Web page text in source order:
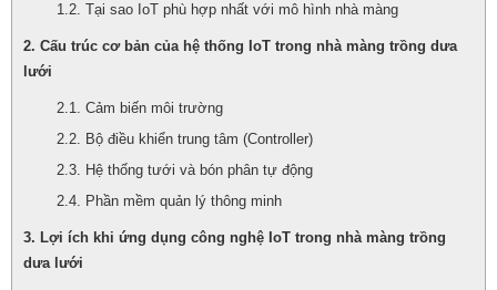
Tại sao IoT phù hợp nhất với mô hình nhà màng
Cấu trúc cơ bản của hệ thống IoT trong nhà màng trồng dưa
lưới
Cảm biến môi trường
Bộ điều khiển trung tâm (Controller)
Hệ thống tưới và bón phân tự động
Phần mềm quản lý thông minh
Lợi ích khi ứng dụng công nghệ IoT trong nhà màng trồng
dưa lưới